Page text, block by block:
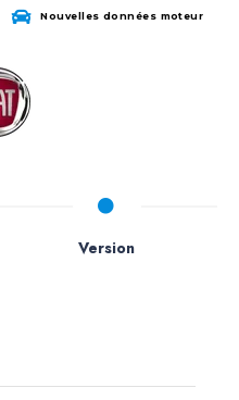
Nouvelles données moteur
Version